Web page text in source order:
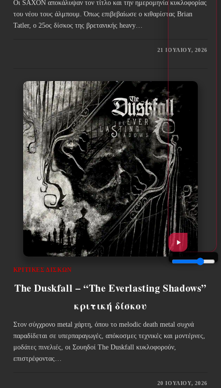
Οι SAXON αποκάλυψαν τον τίτλο και την ημερομηνία κυκλοφορίας
του νέου τους άλμπουμ. Όπως επιβεβαίωσε ο κιθαρίστας Brian
Tatler, ο 25ος δίσκος της βρετανικής heavy…
21 ΙΟΥΛΊΟΥ, 2026
ΚΡΙΤΙΚΈΣ ΔΊΣΚΩΝ
The Duskfall – “The Everlasting Shadows”
κριτική δίσκου
Στον σύγχρονο metal χάρτη, όπου το melodic death metal συχνά
παραδίδεται σε υπερπαραγωγές, απόκοσμες τεχνικές και μοντέρνες,
μοδάτες πινελιές, οι Σουηδοί The Duskfall κυκλοφορούν,
επιστρέφοντας…
20 ΙΟΥΛΊΟΥ, 2026